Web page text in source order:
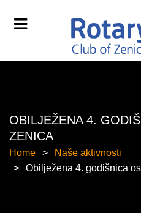
OBILJEŽENA 4.
ZENICA
Home
Naše aktivnosti
Obilježena 4. godišnica